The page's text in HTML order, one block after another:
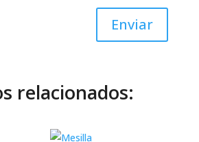
Enviar
relacionados: